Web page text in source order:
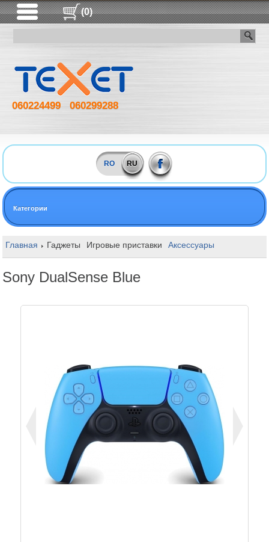
(0)
060224499 060299288
RO RU
Категории
Главная Гаджеты Игровые приставки Аксессуары
Sony DualSense Blue